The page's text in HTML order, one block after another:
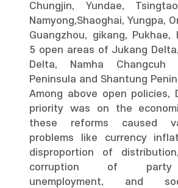
Chungjin, Yundae,
Namyong,Shaoghai, Yungpa,
Guangzhou, gikang, Pukhae,
5 open areas of Jukang
Delta, Namha Changcuh
Peninsula and Shantung
Among above open policies,
priority was on the
these reforms caused
problems like currency
disproportion of
corruption of party
unemployment, and